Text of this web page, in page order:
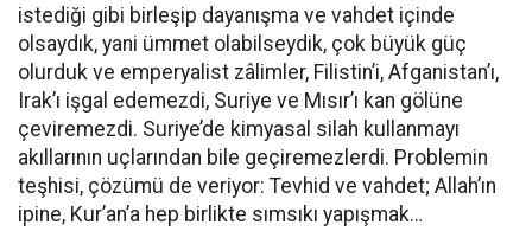
istediği gibi birleşip dayanışma ve vahdet içinde
olsaydık, yani ümmet olabilseydik, çok büyük güç
olurduk ve emperyalist zâlimler, Filistin’i, Afganistan’ı,
Irak’ı işgal edemezdi, Suriye ve Mısır’ı kan gölüne
çeviremezdi. Suriye’de kimyasal silah kullanmayı
akıllarının uçlarından bile geçiremezlerdi. Problemin
teşhisi, çözümü de veriyor: Tevhid ve vahdet; Allah’ın
ipine, Kur’an’a hep birlikte sımsıkı yapışmak…